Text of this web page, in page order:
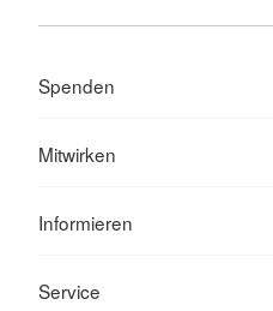
Spenden
Mitwirken
Informieren
Service